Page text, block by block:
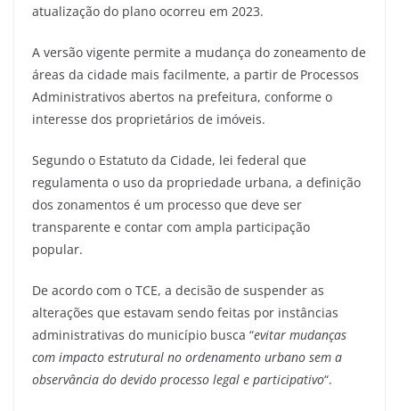
atualização do plano ocorreu em 2023.
A versão vigente permite a mudança do zoneamento de
áreas da cidade mais facilmente, a partir de Processos
Administrativos abertos na prefeitura, conforme o
interesse dos proprietários de imóveis.
Segundo o Estatuto da Cidade, lei federal que
regulamenta o uso da propriedade urbana, a definição
dos zonamentos é um processo que deve ser
transparente e contar com ampla participação
popular.
De acordo com o TCE, a decisão de suspender as
alterações que estavam sendo feitas por instâncias
administrativas do município busca “evitar mudanças
com impacto estrutural no ordenamento urbano sem a
observância do devido processo legal e participativo“.